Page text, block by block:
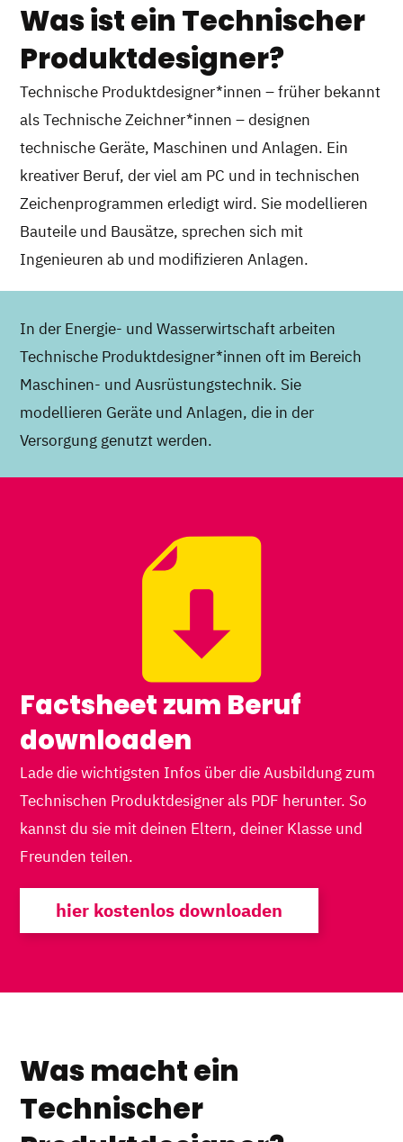
Was ist ein Technischer
Produktdesigner?
Technische Produktdesigner*innen – früher bekannt
als Technische Zeichner*innen – designen
technische Geräte, Maschinen und Anlagen. Ein
kreativer Beruf, der viel am PC und in technischen
Zeichenprogrammen erledigt wird. Sie modellieren
Bauteile und Bausätze, sprechen sich mit
Ingenieuren ab und modifizieren Anlagen.
In der Energie- und Wasserwirtschaft arbeiten
Technische Produktdesigner*innen oft im Bereich
Maschinen- und Ausrüstungstechnik. Sie
modellieren Geräte und Anlagen, die in der
Versorgung genutzt werden.
Factsheet zum Beruf
downloaden
Lade die wichtigsten Infos über die Ausbildung zum
Technischen Produktdesigner als PDF herunter. So
kannst du sie mit deinen Eltern, deiner Klasse und
Freunden teilen.
hier kostenlos downloaden
Was macht ein
Technischer